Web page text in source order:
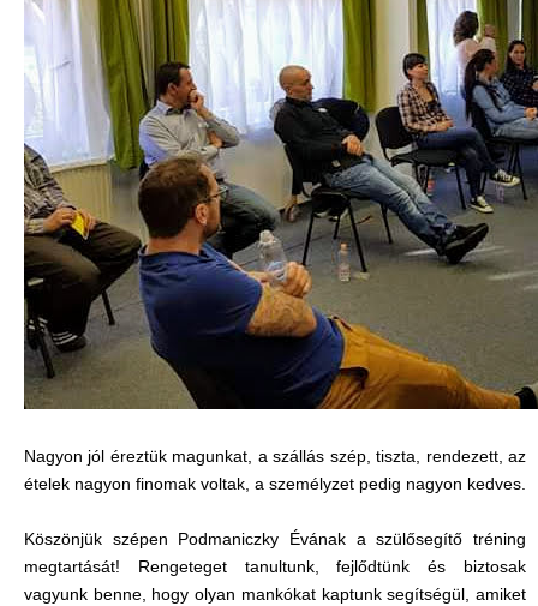
Nagyon jól éreztük magunkat, a szállás szép, tiszta, rendezett, az
ételek nagyon finomak voltak, a személyzet pedig nagyon kedves.
Köszönjük szépen Podmaniczky Évának a szülősegítő tréning
megtartását! Rengeteget tanultunk, fejlődtünk és biztosak
vagyunk benne, hogy olyan mankókat kaptunk segítségül, amiket